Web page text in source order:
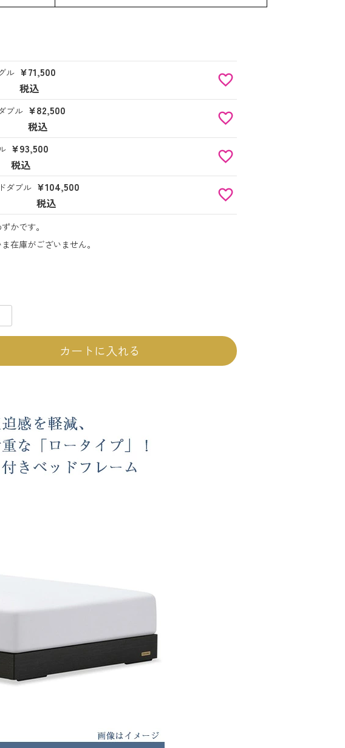
ル ¥71,500
税込
ブル ¥82,500
税込
¥93,500
税込
ダブル ¥104,500
税込
かです。
在庫がございません。
カートに入れる